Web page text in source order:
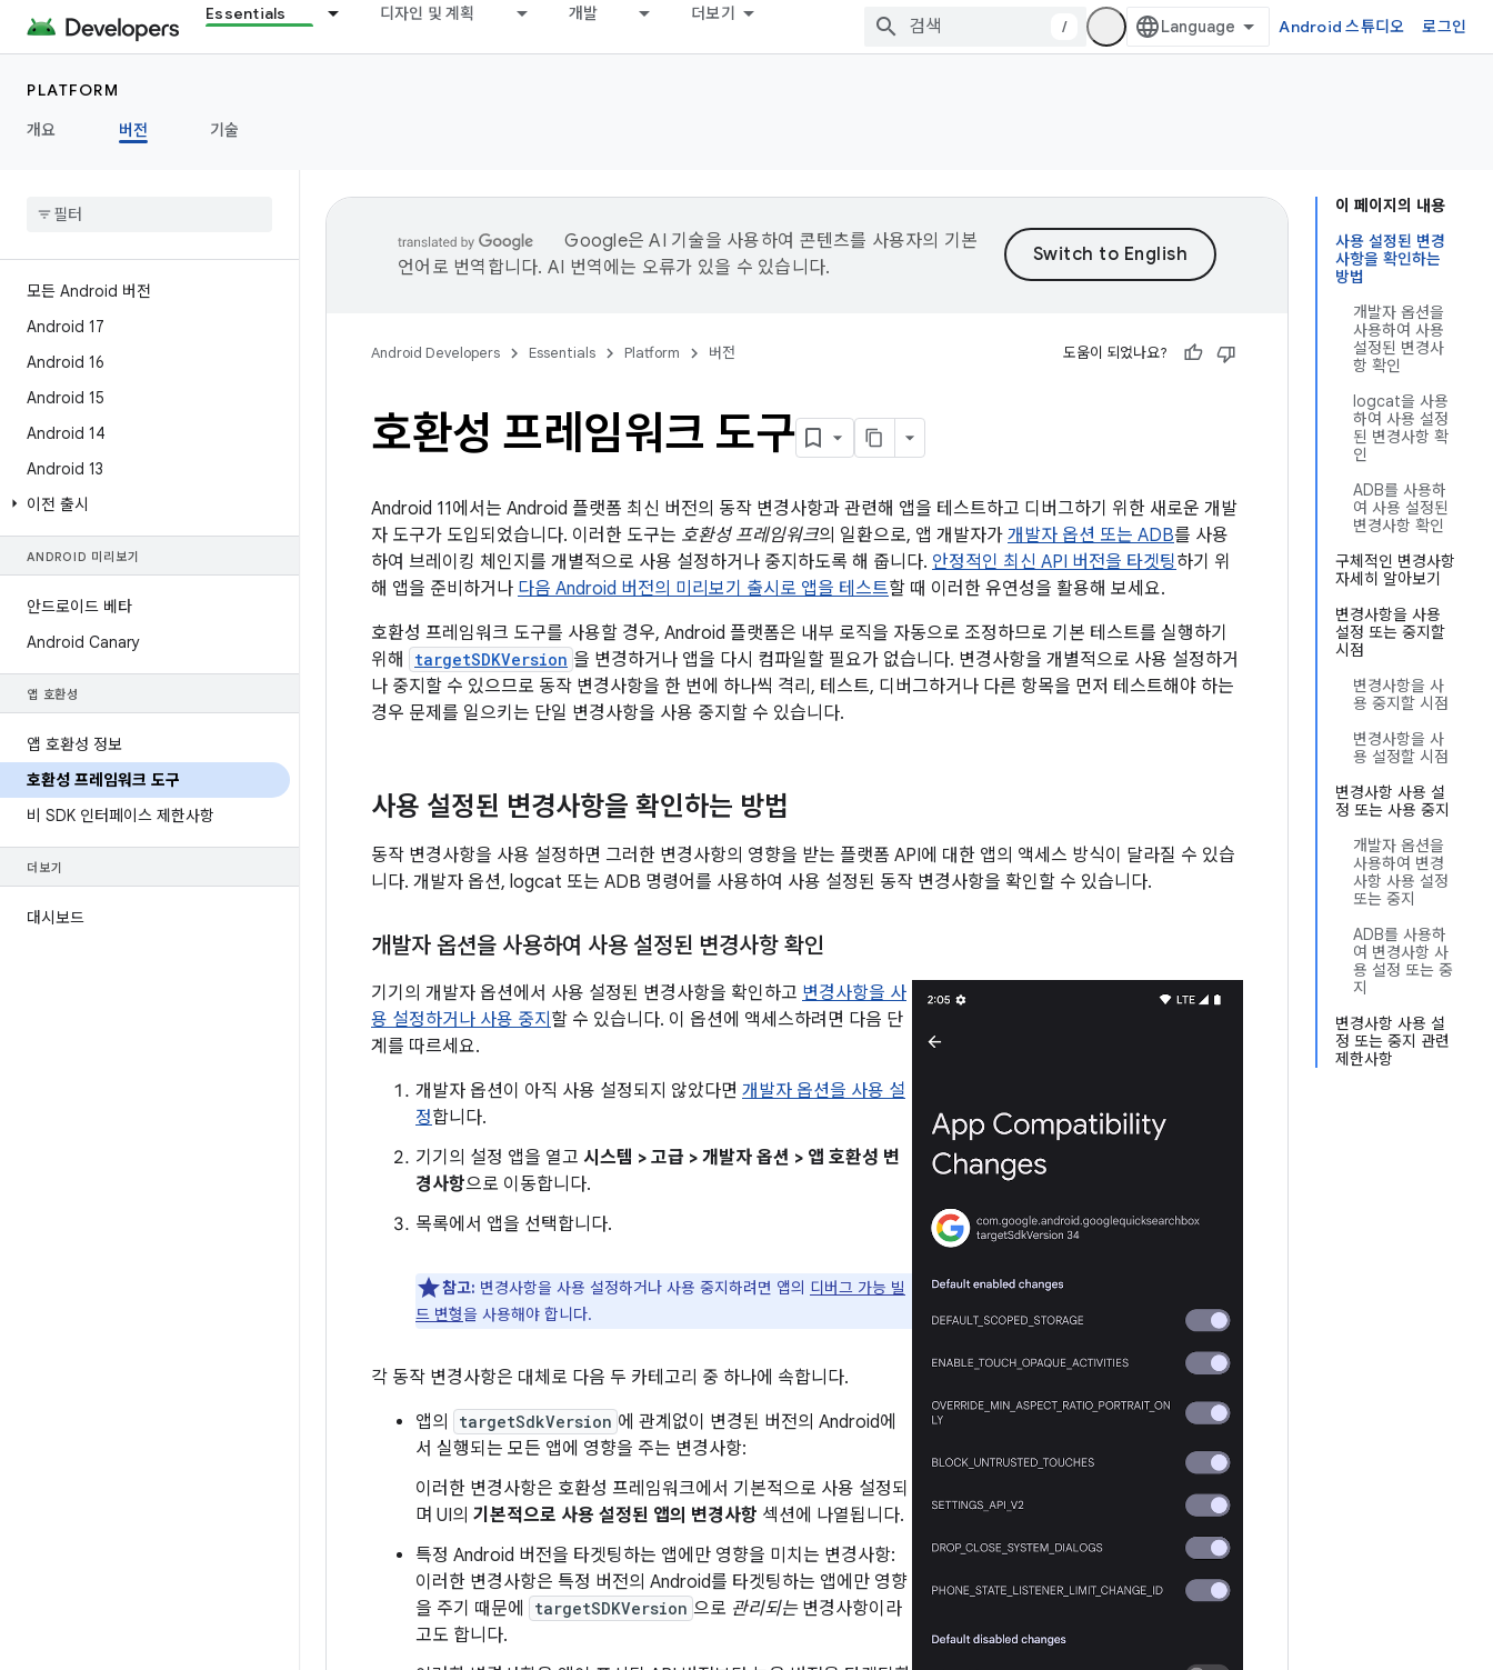
Essentials 디자인 및 계획 개발 더보기
/ Android 스튜디오 로그인
PLATFORM
개요
버전 기술
모든 Android 버전
Android 17
Android 16
Android 15
Android 14
Android 13
이전 출시
ANDROID 미리보기
안드로이드 베타
Android Canary
앱 호환성
앱 호환성 정보
호환성 프레임워크 도구
비 SDK 인터페이스 제한사항
더보기
대시보드
이 페이지의 내용
사용 설정된 변경
사항을 확인하는
방법
개발자 옵션을
사용하여 사용
설정된 변경사
항 확인
logcat을 사용
하여 사용 설정
된 변경사항 확
인
ADB를 사용하
여 사용 설정된
변경사항 확인
구체적인 변경사항
자세히 알아보기
변경사항을 사용
설정 또는 중지할
시점
변경사항을 사
용 중지할 시점
변경사항을 사
용 설정할 시점
변경사항 사용 설
정 또는 사용 중지
개발자 옵션을
사용하여 변경
사항 사용 설정
또는 중지
ADB를 사용하
여 변경사항 사
용 설정 또는 중
지
변경사항 사용 설
정 또는 중지 관련
제한사항
Google은 AI 기술을 사용하여 콘텐츠를 사용자의 기본
언어로 번역합니다. AI 번역에는 오류가 있을 수 있습니다.
Android Developers Essentials Platform 버전 도움이 되었나요?
호환성 프레임워크 도구
Android 11에서는 Android 플랫폼 최신 버전의 동작 변경사항과 관련해 앱을 테스트하고 디버그하기 위한 새로운 개발
자 도구가 도입되었습니다. 이러한 도구는 호환성 프레임워크의 일환으로, 앱 개발자가 개발자 옵션 또는 ADB를 사용
하여 브레이킹 체인지를 개별적으로 사용 설정하거나 중지하도록 해 줍니다. 안정적인 최신 API 버전을 타겟팅하기 위
해 앱을 준비하거나 다음 Android 버전의 미리보기 출시로 앱을 테스트할 때 이러한 유연성을 활용해 보세요.
호환성 프레임워크 도구를 사용할 경우, Android 플랫폼은 내부 로직을 자동으로 조정하므로 기본 테스트를 실행하기
위해
targetSDKVersion 을 변경하거나 앱을 다시 컴파일할 필요가 없습니다. 변경사항을 개별적으로 사용 설정하거
나 중지할 수 있으므로 동작 변경사항을 한 번에 하나씩 격리, 테스트, 디버그하거나 다른 항목을 먼저 테스트해야 하는
경우 문제를 일으키는 단일 변경사항을 사용 중지할 수 있습니다.
사용 설정된 변경사항을 확인하는 방법
동작 변경사항을 사용 설정하면 그러한 변경사항의 영향을 받는 플랫폼 API에 대한 앱의 액세스 방식이 달라질 수 있습
니다. 개발자 옵션, logcat 또는 ADB 명령어를 사용하여 사용 설정된 동작 변경사항을 확인할 수 있습니다.
개발자 옵션을 사용하여 사용 설정된 변경사항 확인
기기의 개발자 옵션에서 사용 설정된 변경사항을 확인하고 변경사항을 사
용 설정하거나 사용 중지 할 수 있습니다. 이 옵션에 액세스하려면 다음 단
계를 따르세요.
개발자 옵션이 아직 사용 설정되지 않았다면 개발자 옵션을 사용 설
정합니다.
기기의 설정 앱을 열고 시스템 > 고급 > 개발자 옵션 > 앱 호환성 변
경사항으로 이동합니다.
목록에서 앱을 선택합니다.
참고: 변경사항을 사용 설정하거나 사용 중지하려면 앱의 디버그 가능 빌
드 변형을 사용해야 합니다.
각 동작 변경사항은 대체로 다음 두 카테고리 중 하나에 속합니다.
앱의
targetSdkVersion 에 관계없이 변경된 버전의 Android에
서 실행되는 모든 앱에 영향을 주는 변경사항:
이러한 변경사항은 호환성 프레임워크에서 기본적으로 사용 설정되
며 UI의 기본적으로 사용 설정된 앱의 변경사항 섹션에 나열됩니다.
특정 Android 버전을 타겟팅하는 앱에만 영향을 미치는 변경사항:
이러한 변경사항은 특정 버전의 Android를 타겟팅하는 앱에만 영향
을 주기 때문에
targetSDKVersion 으로 관리되는변경사항이라
고도 합니다.